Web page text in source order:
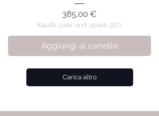
Prezzo
385,00 €
Kaufe zwei und spare 20%
Aggiungi al carrello
Carica altro